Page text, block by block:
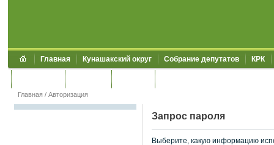
Главная Кунашакский округ Собрание депутатов КРК
Главная / Авторизация
Запрос пароля
Выберите, какую информацию